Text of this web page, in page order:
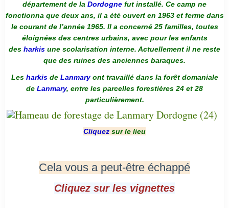
département de la Dordogne fut installé. Ce camp ne
fonctionna que deux ans, il a été ouvert en 1963 et ferme dans
le courant de l’année 1965. Il a concerné 25 familles, toutes
éloignées des centres urbains, avec pour les enfants
des harkis une scolarisation interne. Actuellement il ne reste
que des ruines des anciennes baraques.
Les harkis de Lanmaryont travaillé dans la forêt domaniale
de Lanmary, entre les parcelles forestières 24 et 28
particulièrement.
Cliquez sur le lieu
Cela vous a peut-être échappé
Cliquez sur les vignettes